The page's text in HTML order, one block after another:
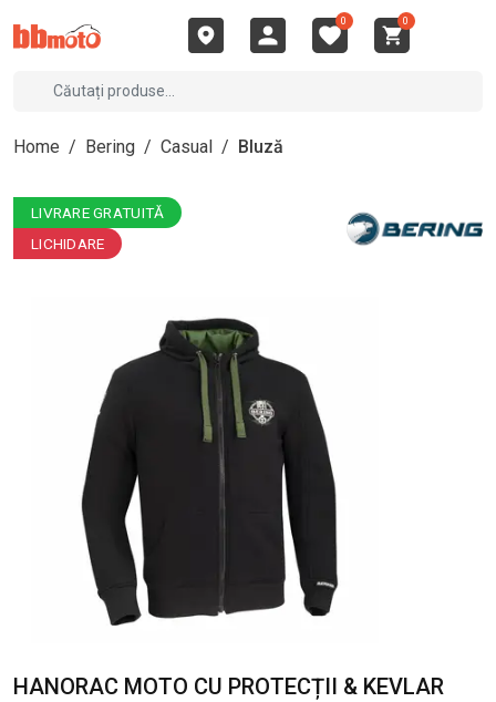
0 0
Home / Bering / Casual / Bluză
LIVRARE GRATUITĂ
LICHIDARE
HANORAC MOTO CU PROTECȚII & KEVLAR